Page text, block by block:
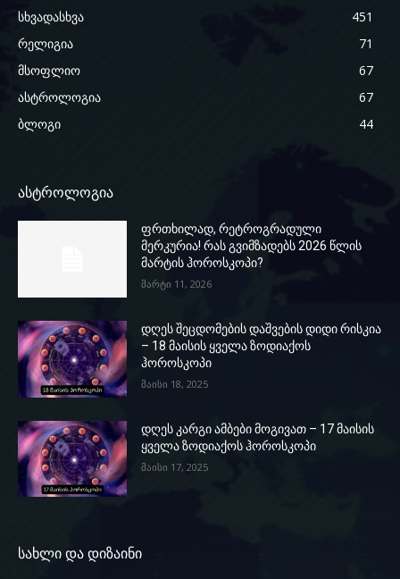
სხვადასხვა
451
რელიგია
71
მსოფლიო
67
ასტროლოგია
67
ბლოგი
44
ასტროლოგია
ფრთხილად, რეტროგრადული
მერკურია! რას გვიმზადებს 2026 წლის
მარტის ჰოროსკოპი?
მარტი 11, 2026
დღეს შეცდომების დაშვების დიდი რისკია
– 18 მაისის ყველა ზოდიაქოს
ჰოროსკოპი
მაისი 18, 2025
დღეს კარგი ამბები მოგივათ – 17 მაისის
ყველა ზოდიაქოს ჰოროსკოპი
მაისი 17, 2025
სახლი და დიზაინი